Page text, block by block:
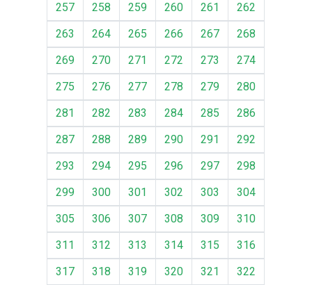
257
258 259 260 261
262
263
264 265 266 267
268
269
270 271 272 273
274
275
276 277 278 279
280
281
282 283 284 285
286
287
288 289 290 291
292
293
294 295 296 297
298
299
300 301 302 303
304
305
306 307 308 309
310
311
312 313 314 315
316
317
318 319 320 321
322